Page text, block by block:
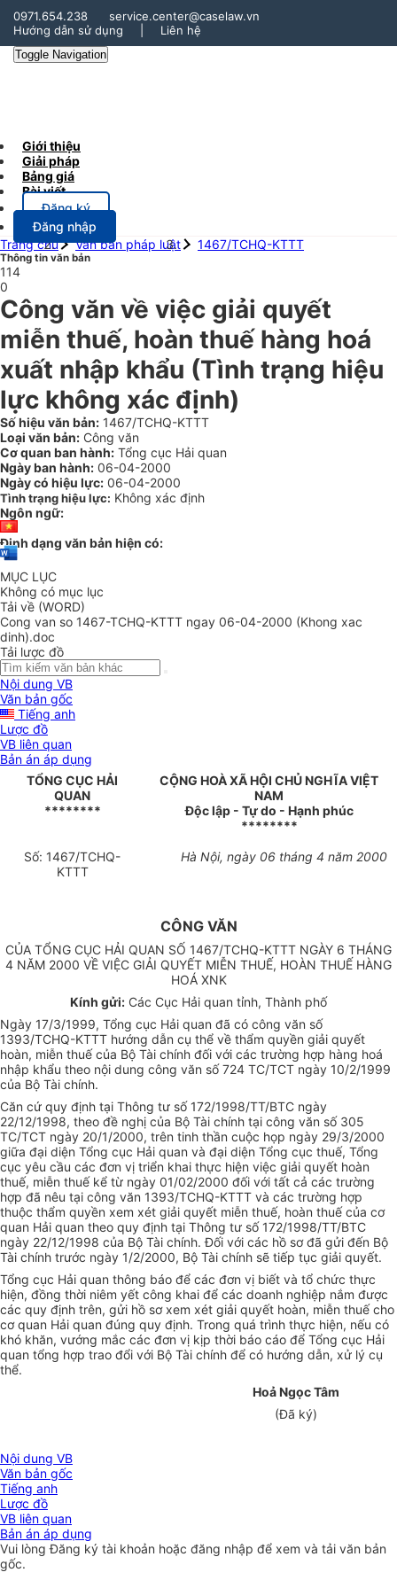
0971.654.238
service.center@caselaw.vn
Hướng dẫn sử dụng
Liên hệ
Toggle Navigation
Giới thiệu
Giải pháp
Bảng giá
Bài viết
Đăng ký
Đăng nhập
Trang chủ
Văn bản pháp luật 1467/TCHQ-KTTT
Thông tin văn bản
114
0
Công văn về việc giải quyết
miễn thuế, hoàn thuế hàng hoá
xuất nhập khẩu (Tình trạng hiệu
lực không xác định)
Số hiệu văn bản: 1467/TCHQ-KTTT
Loại văn bản: Công văn
Cơ quan ban hành: Tổng cục Hải quan
Ngày ban hành: 06-04-2000
Ngày có hiệu lực: 06-04-2000
Tình trạng hiệu lực: Không xác định
Ngôn ngữ:
Định dạng văn bản hiện có:
MỤC LỤC
Không có mục lục
Tải về (WORD)
Cong van so 1467-TCHQ-KTTT ngay 06-04-2000 (Khong xac
dinh).doc
Tải lược đồ
Nội dung VB
Văn bản gốc
Tiếng anh
Lược đồ
VB liên quan
Bản án áp dụng
TỔNG CỤC HẢI
QUAN
********
CỘNG HOÀ XÃ HỘI CHỦ NGHĨA VIỆT
NAM
Độc lập - Tự do - Hạnh phúc
********
Số: 1467/TCHQ-
KTTT
Hà Nội, ngày 06 tháng 4 năm 2000
CÔNG VĂN
CỦA TỔNG CỤC HẢI QUAN SỐ 1467/TCHQ-KTTT NGÀY 6 THÁNG
4 NĂM 2000 VỀ VIỆC GIẢI QUYẾT MIỄN THUẾ, HOÀN THUẾ HÀNG
HOÁ XNK
Kính gửi: Các Cục Hải quan tỉnh, Thành phố
Ngày 17/3/1999, Tổng cục Hải quan đã có công văn số
1393/TCHQ-KTTT hướng dẫn cụ thể về thẩm quyền giải quyết
hoàn, miễn thuế của Bộ Tài chính đối với các trường hợp hàng hoá
nhập khẩu theo nội dung công văn số 724 TC/TCT ngày 10/2/1999
của Bộ Tài chính.
Căn cứ quy định tại Thông tư số 172/1998/TT/BTC ngày
22/12/1998, theo đề nghị của Bộ Tài chính tại công văn số 305
TC/TCT ngày 20/1/2000, trên tinh thần cuộc họp ngày 29/3/2000
giữa đại diện Tổng cục Hải quan và đại diện Tổng cục thuế, Tổng
cục yêu cầu các đơn vị triển khai thực hiện việc giải quyết hoàn
thuế, miễn thuế kể từ ngày 01/02/2000 đối với tất cả các trường
hợp đã nêu tại công văn 1393/TCHQ-KTTT và các trường hợp
thuộc thẩm quyền xem xét giải quyết miễn thuế, hoàn thuế của cơ
quan Hải quan theo quy định tại Thông tư số 172/1998/TT/BTC
ngày 22/12/1998 của Bộ Tài chính. Đối với các hồ sơ đã gửi đến Bộ
Tài chính trước ngày 1/2/2000, Bộ Tài chính sẽ tiếp tục giải quyết.
Tổng cục Hải quan thông báo để các đơn vị biết và tổ chức thực
hiện, đồng thời niêm yết công khai để các doanh nghiệp nắm được
các quy định trên, gửi hồ sơ xem xét giải quyết hoàn, miễn thuế cho
cơ quan Hải quan đúng quy định. Trong quá trình thực hiện, nếu có
khó khăn, vướng mắc các đơn vị kịp thời báo cáo để Tổng cục Hải
quan tổng hợp trao đổi với Bộ Tài chính để có hướng dẫn, xử lý cụ
thể.
Hoả Ngọc Tâm
(Đã ký)
Nội dung VB
Văn bản gốc
Tiếng anh
Lược đồ
VB liên quan
Bản án áp dụng
Vui lòngĐăng ký tài khoản hoặc đăng nhập để xem và tải văn bản
gốc.